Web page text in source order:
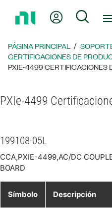
página
principal
Mi cuenta
PÁGINA PRINCIPAL
CERTIFICACIONES DE
PXIE-4499 CERTIFICACIONES
PXIe-4499
199108-05L
CCA,PXIE-4499,AC/DC
BOARD
Símbolo Descripción